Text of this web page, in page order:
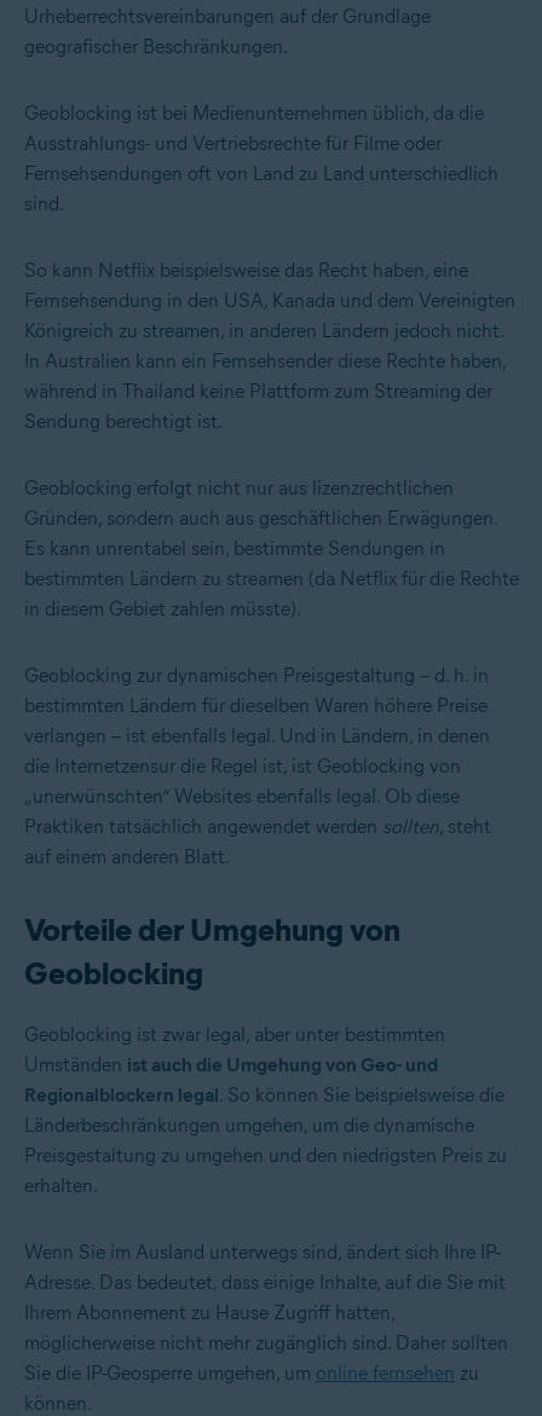
Urheberrechtsvereinbarungen auf der Grundlage
geografischer Beschränkungen.
Geoblocking ist bei Medienunternehmen üblich, da die
Ausstrahlungs- und Vertriebsrechte für Filme oder
Fernsehsendungen oft von Land zu Land unterschiedlich
sind.
So kann Netflix beispielsweise das Recht haben, eine
Fernsehsendung in den USA, Kanada und dem Vereinigten
Königreich zu streamen, in anderen Ländern jedoch nicht.
In Australien kann ein Fernsehsender diese Rechte haben,
während in Thailand keine Plattform zum Streaming der
Sendung berechtigt ist.
Geoblocking erfolgt nicht nur aus lizenzrechtlichen
Gründen, sondern auch aus geschäftlichen Erwägungen.
Es kann unrentabel sein, bestimmte Sendungen in
bestimmten Ländern zu streamen (da Netflix für die Rechte
in diesem Gebiet zahlen müsste).
Geoblocking zur dynamischen Preisgestaltung – d. h. in
bestimmten Ländern für dieselben Waren höhere Preise
verlangen – ist ebenfalls legal. Und in Ländern, in denen
die Internetzensur die Regel ist, ist Geoblocking von
„unerwünschten“ Websites ebenfalls legal. Ob diese
Praktiken tatsächlich angewendet werden sollten, steht
auf einem anderen Blatt.
Vorteile der Umgehung von
Geoblocking
Geoblocking ist zwar legal, aber unter bestimmten
Umständen ist auch die Umgehung von Geo- und
Regionalblockern legal. So können Sie beispielsweise die
Länderbeschränkungen umgehen, um die dynamische
Preisgestaltung zu umgehen und den niedrigsten Preis zu
erhalten.
Wenn Sie im Ausland unterwegs sind, ändert sich Ihre IP-
Adresse. Das bedeutet, dass einige Inhalte, auf die Sie mit
Ihrem Abonnement zu Hause Zugriff hatten,
möglicherweise nicht mehr zugänglich sind. Daher sollten
Sie die IP-Geosperre umgehen, um online fernsehen zu
können.